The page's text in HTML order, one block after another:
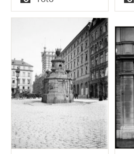
fasadreklam i kv.
Typ Typ